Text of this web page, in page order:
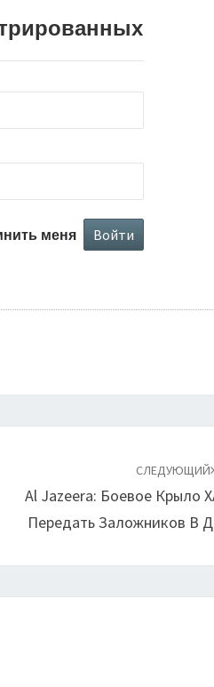
меня
СЛЕДУЮЩИЙ
Al Jazeera: Боевое Крыло
Передать Заложников В